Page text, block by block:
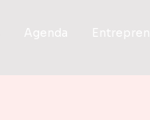
Agenda